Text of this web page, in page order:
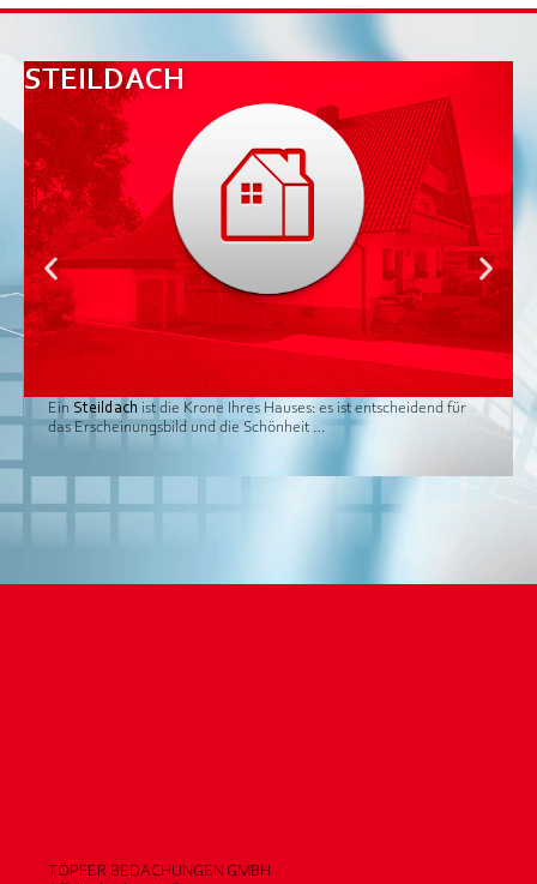
STEILDACH
Ein Steildach ist die Krone Ihres Hauses: es ist entscheidend für
das Erscheinungsbild und die Schönheit …
TÖPFER BEDACHUNGEN GMBH